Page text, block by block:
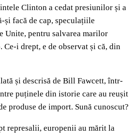
Clinton a cedat presiunilor și a
și facă de cap, speculațiile
Unite, pentru salvarea marilor
i drept, e de observat și că, din
și descrisă de Bill Fawcett, într-
puținele din istorie care au reușit
produse de import. Sună cunoscut?
represalii, europenii au mărit la